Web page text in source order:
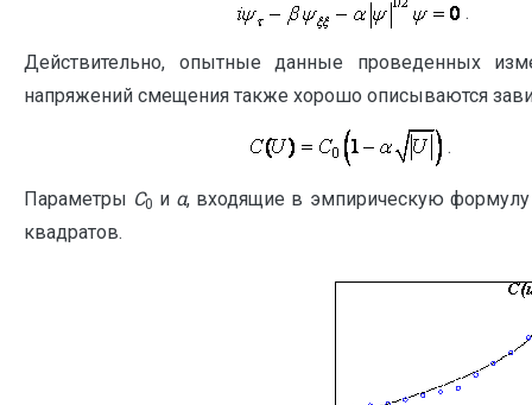
.
Действительно, опытные данные проведенных
напряжений смещения также хорошо описываются
.
Параметры С0 и α, входящие в эмпирическую формулу
квадратов.